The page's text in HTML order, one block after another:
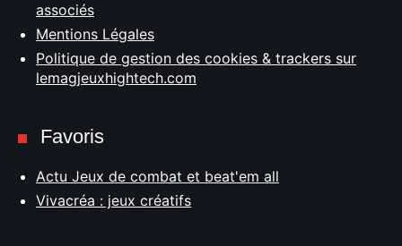
associés
Mentions Légales
Politique de gestion des cookies & trackers sur
lemagjeuxhightech.com
Favoris
Actu Jeux de combat et beat'em all
Vivacréa : jeux créatifs